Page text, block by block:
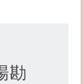
勘